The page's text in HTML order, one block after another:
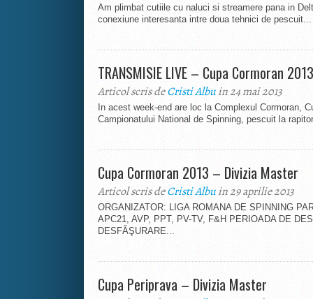
Am plimbat cutiile cu naluci si streamere pana in
conexiune interesanta intre doua tehnici de pescuit...
TRANSMISIE LIVE – Cupa Cormoran 2013
Articol scris deCristi Albuin 24 mai 2013
In acest week-end are loc la Complexul Cormoran,
Campionatului National de Spinning, pescuit la
Cupa Cormoran 2013 – Divizia Master
Articol scris deCristi Albuin 29 aprilie 2013
ORGANIZATOR: LIGA ROMANA DE SPINNING
APC21, AVP, PPT, PV-TV, F&H PERIOADA DE
DESFĂŞURARE...
Cupa Periprava – Divizia Master